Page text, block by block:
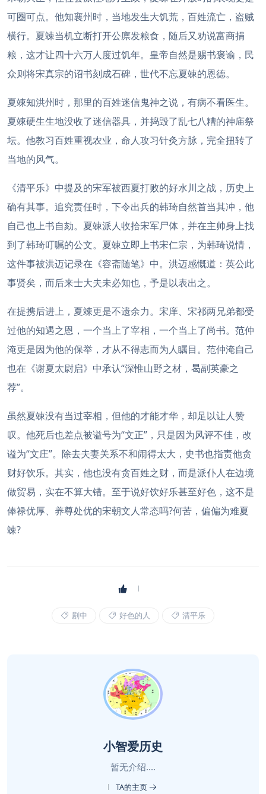
可圈可点。他知襄州时，当地发生大饥荒，百姓流亡，盗贼
横行。夏竦当机立断打开公廪发粮食，随后又劝说富商捐
粮，这才让四十六万人度过饥年。皇帝自然是赐书褒谕，民
众则将宋真宗的诏书刻成石碑，世代不忘夏竦的恩德。
夏竦知洪州时，那里的百姓迷信鬼神之说，有病不看医生。
夏竦硬生生地没收了迷信器具，并捣毁了乱七八糟的神庙祭
坛。他教习百姓重视农业，命人攻习针灸方脉，完全扭转了
当地的风气。
《清平乐》中提及的宋军被西夏打败的好水川之战，历史上
确有其事。追究责任时，下令出兵的韩琦自然首当其冲，他
自己也上书自劾。夏竦派人收拾宋军尸体，并在主帅身上找
到了韩琦叮嘱的公文。夏竦立即上书宋仁宗，为韩琦说情，
这件事被洪迈记录在《容斋随笔》中。洪迈感慨道： 英公此
事贤矣，而后来士大夫未必知也，予是以表出之。
在提携后进上，夏竦更是不遗余力。宋庠、宋祁两兄弟都受
过他的知遇之恩，一个当上了宰相，一个当上了尚书。范仲
淹更是因为他的保举，才从不得志而为人瞩目。范仲淹自己
也在《谢夏太尉启》中承认“深惟山野之材，曷副英豪之
荐”。
虽然夏竦没有当过宰相，但他的才能才华，却足以让人赞
叹。他死后也差点被谥号为“文正”，只是因为风评不佳，改
谥为“文庄”。除去夫妻关系不和闹得太大，史书也指责他贪
财好饮乐。其实，他也没有贪百姓之财，而是派仆人在边境
做贸易，实在不算大错。至于说好饮好乐甚至好色，这不是
俸禄优厚、养尊处优的宋朝文人常态吗?何苦，偏偏为难夏
竦?
剧中 好色的人 清平乐
小智爱历史
暂无介绍....
TA的主页